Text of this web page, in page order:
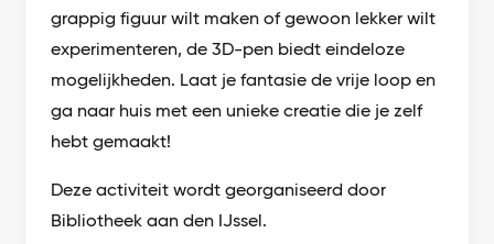
grappig figuur wilt maken of gewoon lekker wilt
experimenteren, de 3D-pen biedt eindeloze
mogelijkheden. Laat je fantasie de vrije loop en
ga naar huis met een unieke creatie die je zelf
hebt gemaakt!
Deze activiteit wordt georganiseerd door
Bibliotheek aan den IJssel.